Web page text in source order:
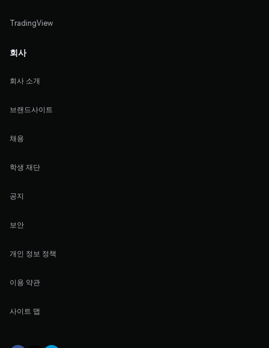
TradingView
회사
회사 소개
브랜드사이트
채용
학생 재단
공지
보안
개인 정보 정책
이용 약관
사이트 맵